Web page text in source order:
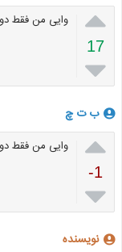

17

وایی من فقط
ب ت چ

-1

وایی من فقط
نویسنده